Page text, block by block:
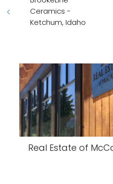
Ceramics -
Ketchum, Idaho
Real Estate of